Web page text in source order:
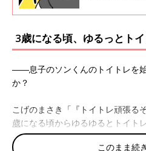
イラストレータ
ードが「切ない
した。今回は、
く教えてもらい
3歳になる頃、ゆるっとト
――息子のソンくんのトイトレを
か？
こげのまさき「『トイトレ頑張る
歳になる頃からゆるゆるとトイト
はトイレの絵本の影響かビギナー
このまま続